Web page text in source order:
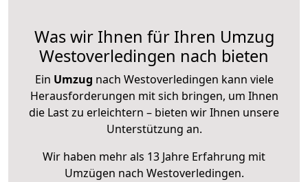
Was wir Ihnen für Ihren Umzug
Westoverledingen nach bieten
Ein Umzug nach Westoverledingen kann viele
Herausforderungen mit sich bringen, um Ihnen
die Last zu erleichtern – bieten wir Ihnen unsere
Unterstützung an.
Wir haben mehr als 13 Jahre Erfahrung mit
Umzügen nach Westoverledingen.